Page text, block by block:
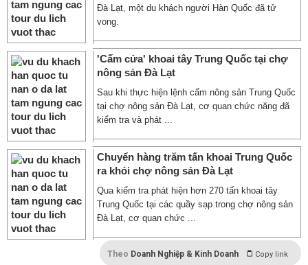
Đà Lạt, một du khách người Hàn Quốc đã tử
vong.
'Cấm cửa' khoai tây Trung Quốc tại chợ
nông sản Đà Lạt
Sau khi thực hiện lệnh cấm nông sản Trung Quốc
tại chợ nông sản Đà Lạt, cơ quan chức năng đã
kiểm tra và phát ...
Chuyển hàng trăm tấn khoai Trung Quốc
ra khỏi chợ nông sản Đà Lạt
Qua kiểm tra phát hiện hơn 270 tấn khoai tây
Trung Quốc tại các quầy sạp trong chợ nông sản
Đà Lạt, cơ quan chức ...
Theo Doanh Nghiệp & Kinh Doanh Copy link